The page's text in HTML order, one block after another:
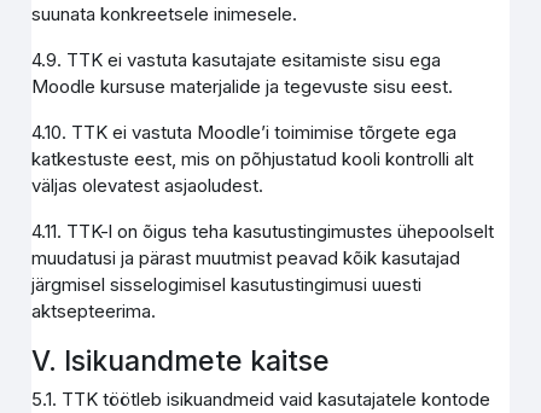
suunata konkreetsele inimesele.
4.9. TTK ei vastuta kasutajate esitamiste sisu ega
Moodle kursuse materjalide ja tegevuste sisu eest.
4.10. TTK ei vastuta Moodle’i toimimise tõrgete ega
katkestuste eest, mis on põhjustatud kooli kontrolli alt
väljas olevatest asjaoludest.
4.11. TTK-l on õigus teha kasutustingimustes ühepoolselt
muudatusi ja pärast muutmist peavad kõik kasutajad
järgmisel sisselogimisel kasutustingimusi uuesti
aktsepteerima.
V. Isikuandmete kaitse
5.1. TTK töötleb isikuandmeid vaid kasutajatele kontode